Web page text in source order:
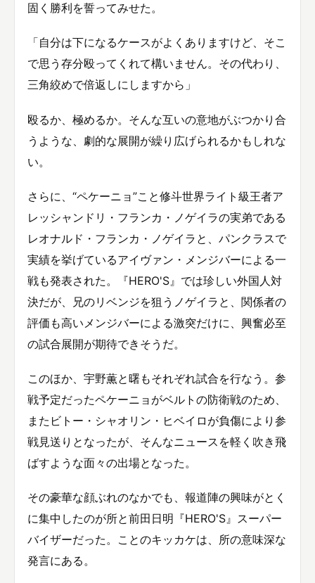
固く勝利を誓ってみせた。
「自分は下になるケースがよくありますけど、そこ
で思う存分殴ってくれて構いません。その代わり、
三角絞めで倍返しにしますから」
殴るか、極めるか。そんな互いの意地がぶつかり合
うような、劇的な展開が繰り広げられるかもしれな
い。
さらに、“ペケーニョ”こと修斗世界ライト級王者ア
レッシャンドリ・フランカ・ノゲイラの実弟である
レオナルド・フランカ・ノゲイラと、パンクラスで
実績を挙げているアイヴァン・メンジバーによる一
戦も発表された。『HERO'S』では珍しい外国人対
決だが、兄のリベンジを狙うノゲイラと、関係者の
評価も高いメンジバーによる激突だけに、興奮必至
の試合展開が期待できそうだ。
このほか、宇野薫と曙もそれぞれ試合を行なう。参
戦予定だったペケーニョがベルトの防衛戦のため、
またビトー・シャオリン・ヒベイロが負傷により参
戦見送りとなったが、そんなニュースを軽く吹き飛
ばすような面々の出場となった。
その豪華な顔ぶれのなかでも、報道陣の興味がとく
に集中したのが所と前田日明『HERO'S』スーパー
バイザーだった。ことのキッカケは、所の意味深な
発言にある。